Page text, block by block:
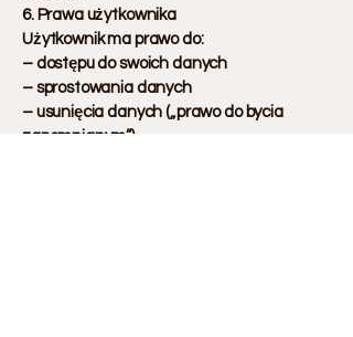
6. Prawa użytkownika
Użytkownik ma prawo do:
– dostępu do swoich danych
– sprostowania danych
– usunięcia danych („prawo do bycia
zapomnianym”)